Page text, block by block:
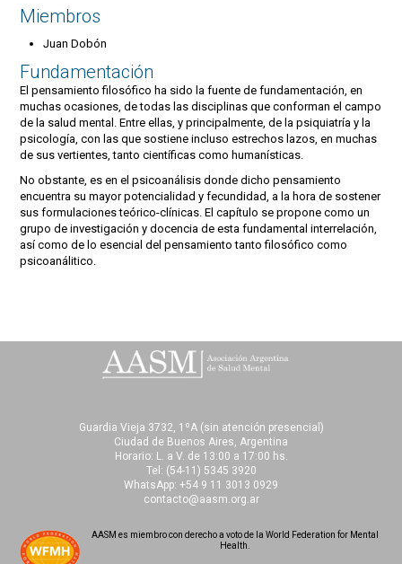
Miembros
Juan Dobón
Fundamentación
El pensamiento filosófico ha sido la fuente de fundamentación, en
muchas ocasiones, de todas las disciplinas que conforman el campo
de la salud mental. Entre ellas, y principalmente, de la psiquiatría y la
psicología, con las que sostiene incluso estrechos lazos, en muchas
de sus vertientes, tanto científicas como humanísticas.
No obstante, es en el psicoanálisis donde dicho pensamiento
encuentra su mayor potencialidad y fecundidad, a la hora de sostener
sus formulaciones teórico-clínicas. El capítulo se propone como un
grupo de investigación y docencia de esta fundamental interrelación,
así como de lo esencial del pensamiento tanto filosófico como
psicoanálitico.
Guardia Vieja 3732, 1ºA (sin atención presencial)
Ciudad de Buenos Aires, Argentina
Horario: L. a V. de 13:00 a 17:00 hs.
Tel: (54-11) 5345 3920
WhatsApp: +54 9 11 3013 0929
contacto@aasm.org.ar
AASM es miembro con derecho a voto de la World Federation for Mental
Health.